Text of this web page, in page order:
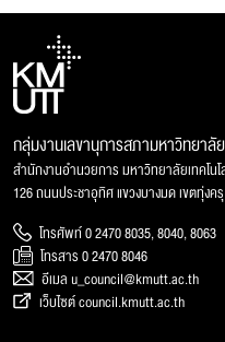
กลุ่มงานเลขานุการสภามหาวิทยาลัย
สำนักงานอำนวยการ มหาวิทยาลัยเทคโน
126 ถนนประชาอุทิศ แขวงบางมด เขตทุ่งค
โทรศัพท์ 0 2470 8035, 8040, 8063
โทรสาร 0 2470 8046
อีเมล u_council@kmutt.ac.th
เว็บไซต์ council.kmutt.ac.th